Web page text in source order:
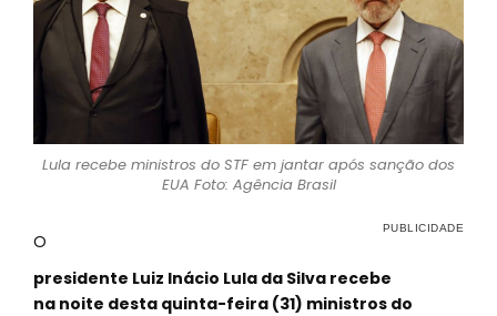
Lula recebe ministros do STF em jantar após sanção dos
EUA Foto: Agência Brasil
O
presidente Luiz Inácio Lula da Silva recebe
na noite desta quinta-feira (31) ministros do